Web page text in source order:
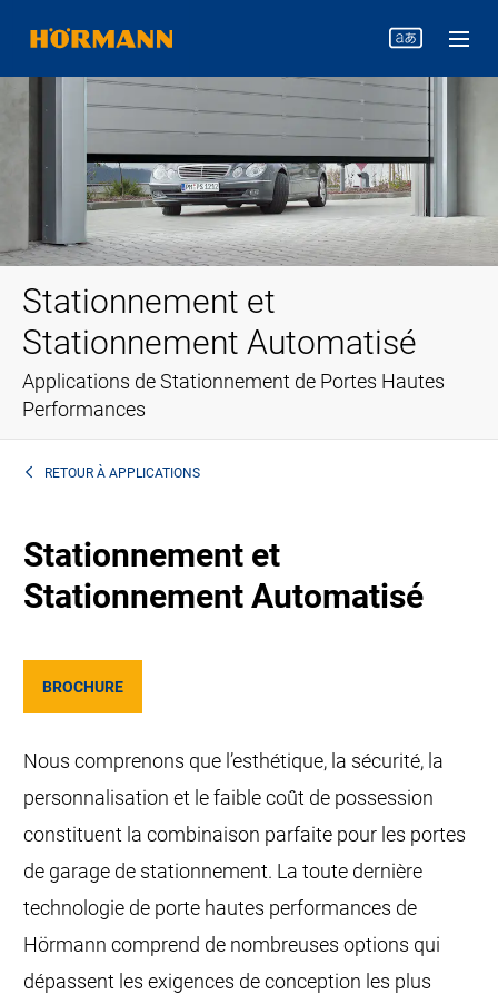
Stationnement et
Stationnement Automatisé
Applications de Stationnement de Portes Hautes
Performances
RETOUR ÀAPPLICATIONS
Stationnement et
Stationnement Automatisé
BROCHURE
Nous comprenons que l’esthétique, la sécurité, la
personnalisation et le faible coût de possession
constituent la combinaison parfaite pour les portes
de garage de stationnement. La toute dernière
technologie de porte hautes performances de
Hörmann comprend de nombreuses options qui
dépassent les exigences de conception les plus